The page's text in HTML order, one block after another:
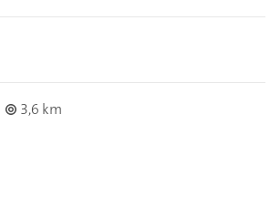
3,6 km